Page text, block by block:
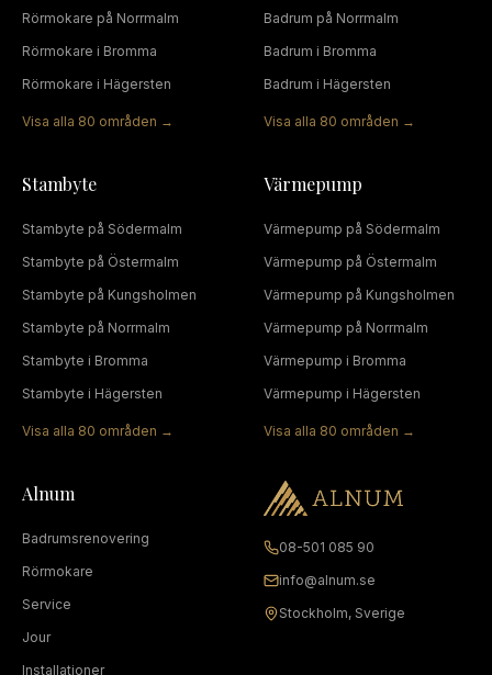
Rörmokare på Norrmalm
Rörmokare i Bromma
Rörmokare i Hägersten
Visa alla 80 områden →
Badrum på Norrmalm
Badrum i Bromma
Badrum i Hägersten
Visa alla 80 områden →
Stambyte
Stambyte på Södermalm
Stambyte på Östermalm
Stambyte på Kungsholmen
Stambyte på Norrmalm
Stambyte i Bromma
Stambyte i Hägersten
Visa alla 80 områden →
Värmepump
Värmepump på Södermalm
Värmepump på Östermalm
Värmepump på Kungsholmen
Värmepump på Norrmalm
Värmepump i Bromma
Värmepump i Hägersten
Visa alla 80 områden →
Alnum
Badrumsrenovering
Rörmokare
Service
Jour
Installationer
08-501 085 90
info@alnum.se
Stockholm, Sverige